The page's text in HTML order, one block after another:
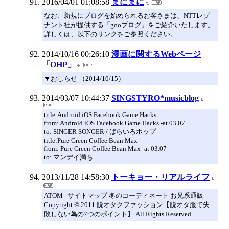
なお、新規にブログを始められるお客さまは、NTTレゾ
ナント社が提供する「gooブログ」をご紹介いたします。
詳しくは、以下のリンクをご参照ください。
2014/10/16 00:26:10 漫画に関するWebページ
「OHP」
▼おしらせ （2014/10/15）
2014/03/07 10:44:37 SINGSTYRO*musicblog
title:Android iOS Facebook Game Hacks
from: Android iOS Facebook Game Hacks -at 03.07
to: SINGER SONGER / ばらいろポップ
title:Pure Green Coffee Bean Max
from: Pure Green Coffee Bean Max -at 03.07
to: マンデイ満ち
2013/11/28 14:58:30 トーキョー・リアルライフ
ATOM | サイトマップ 冬のコーディネート お兄系通販
Copyright © 2011 脱オタクファッション【脱オタ服で失
敗しない為の7つのポイント】 All Rights Reserved.